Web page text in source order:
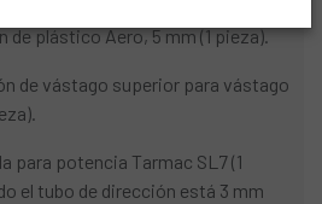
de plástico Aero, 5 mm (1 pieza).
de vástago superior para vástago
para potencia Tarmac SL7 (1
el tubo de dirección está 3 mm